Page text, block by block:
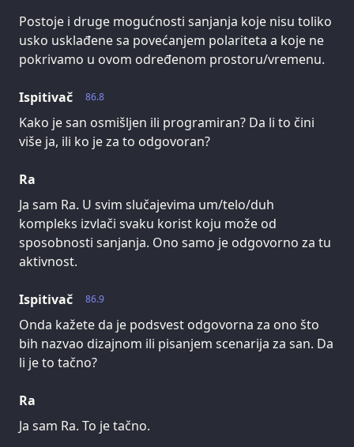
Postoje i druge mogućnosti sanjanja koje nisu toliko
usko usklađene sa povećanjem polariteta a koje ne
pokrivamo u ovom određenom prostoru/vremenu.
86.8
Ispitivač
Kako je san osmišljen ili programiran? Da li to čini
više ja, ili ko je za to odgovoran?
Ra
Ja sam Ra. U svim slučajevima um/telo/duh
kompleks izvlači svaku korist koju može od
sposobnosti sanjanja. Ono samo je odgovorno za tu
aktivnost.
86.9
Ispitivač
Onda kažete da je podsvest odgovorna za ono što
bih nazvao dizajnom ili pisanjem scenarija za san. Da
li je to tačno?
Ra
Ja sam Ra. To je tačno.